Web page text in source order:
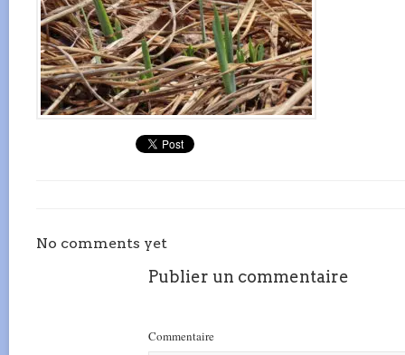
No comments yet
Publier un commentaire
Commentaire